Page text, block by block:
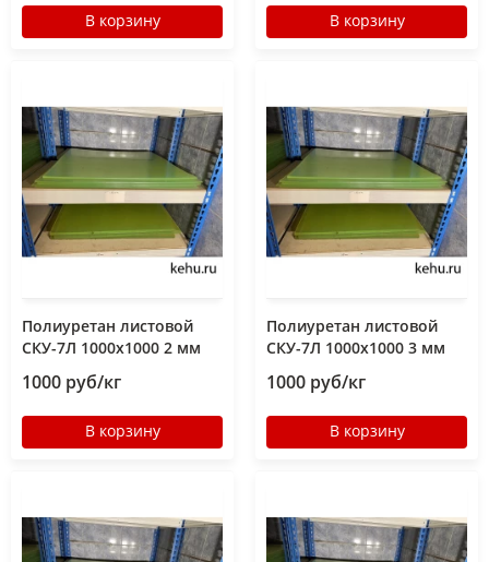
В корзину В корзину
Полиуретан листовой
СКУ-7Л 1000х1000 2 мм
1000 руб/кг
В корзину
Полиуретан листовой
СКУ-7Л 1000х1000 3 мм
1000 руб/кг
В корзину